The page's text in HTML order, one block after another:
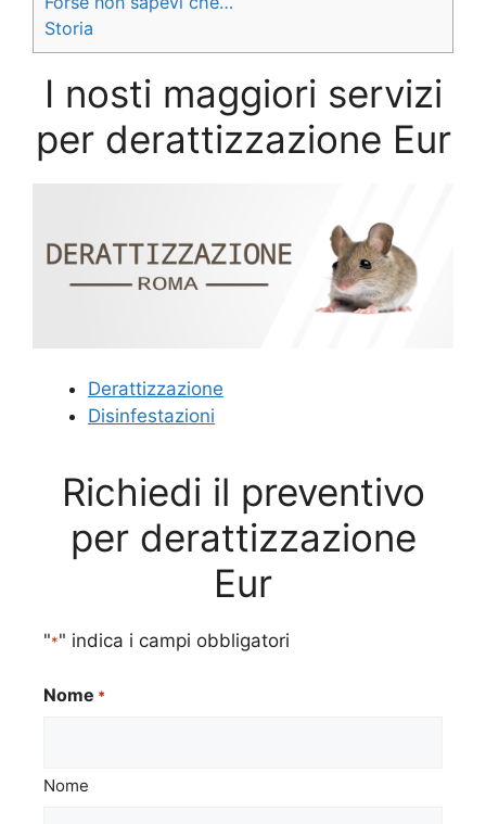
Storia
I nosti maggiori servizi
per derattizzazione Eur
Derattizzazione
Disinfestazioni
Richiedi il preventivo
per derattizzazione
Eur
"*" indica i campi obbligatori
Nome *
Nome